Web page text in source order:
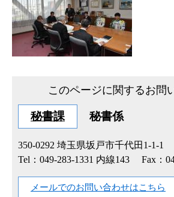
このページに関するお問
秘書課 秘書係
350-0292 埼玉県坂戸市千代田1-1-1
Tel：049-283-1331 内線143
Fax：
メールでのお問い合わせはこちら